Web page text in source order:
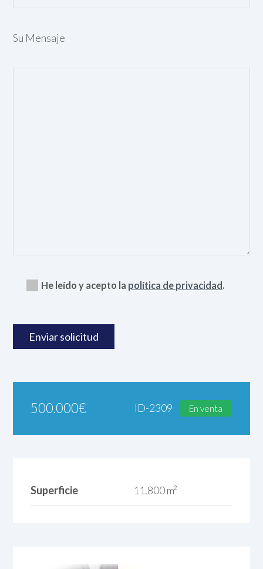
Su Mensaje
He leído y acepto la política de privacidad.
500.000€ ID-2309 En venta
Superficie 11.800 m²